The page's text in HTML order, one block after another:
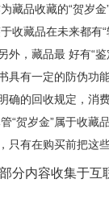
品收藏的“贺岁金”
藏品在未来都有“
外，藏品最 好有“
具有一定的防伪功
确的回收规定，消
贺岁金”属于收藏品
只有在购买前把这
分内容收集于互